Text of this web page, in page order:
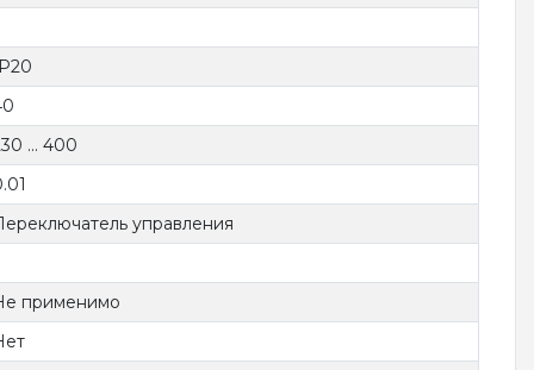
... 400
управления
применимо